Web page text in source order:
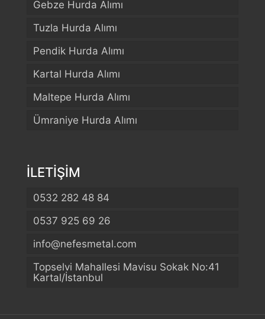
Gebze Hurda Alımı
Tuzla Hurda Alımı
Pendik Hurda Alımı
Kartal Hurda Alımı
Maltepe Hurda Alımı
Ümraniye Hurda Alımı
İLETİŞİM
0532 282 48 84
0537 925 69 26
info@nefesmetal.com
Topselvi Mahallesi Mavisu Sokak No:41
Kartal/İstanbul
Telefon